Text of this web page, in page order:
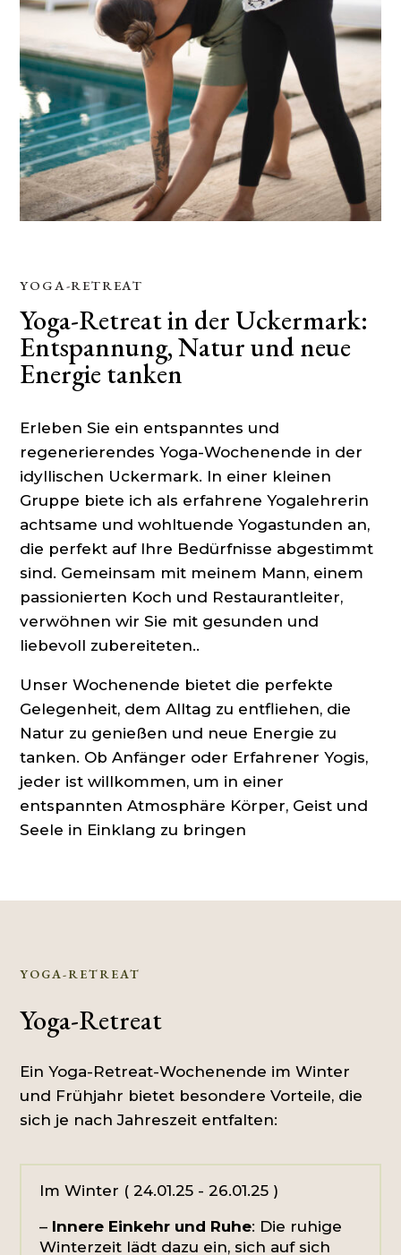
YOGA-RETREAT
Yoga-Retreat in der Uckermark:
Entspannung, Natur und neue
Energie tanken
Erleben Sie ein entspanntes und
regenerierendes Yoga-Wochenende in der
idyllischen Uckermark. In einer kleinen
Gruppe biete ich als erfahrene Yogalehrerin
achtsame und wohltuende Yogastunden an,
die perfekt auf Ihre Bedürfnisse abgestimmt
sind. Gemeinsam mit meinem Mann, einem
passionierten Koch und Restaurantleiter,
verwöhnen wir Sie mit gesunden und
liebevoll zubereiteten..
Unser Wochenende bietet die perfekte
Gelegenheit, dem Alltag zu entfliehen, die
Natur zu genießen und neue Energie zu
tanken. Ob Anfänger oder Erfahrener Yogis,
jeder ist willkommen, um in einer
entspannten Atmosphäre Körper, Geist und
Seele in Einklang zu bringen
YOGA-RETREAT
Yoga-Retreat
Ein Yoga-Retreat-Wochenende im Winter
und Frühjahr bietet besondere Vorteile, die
sich je nach Jahreszeit entfalten:
Im Winter ( 24.01.25 - 26.01.25 )
– Innere Einkehr und Ruhe: Die ruhige
Winterzeit lädt dazu ein, sich auf sich